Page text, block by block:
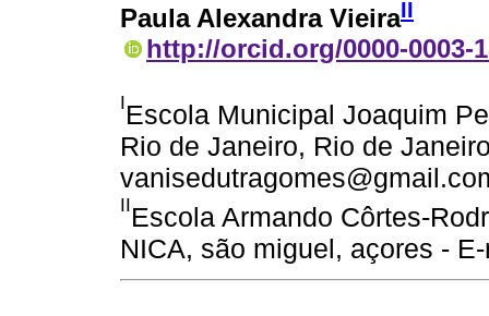
Paula Alexandra VieiraII
http://orcid.org/0000-0003-
IEscola Municipal Joaquim
Rio de Janeiro, Rio de
IIEscola Armando Côrtes-
NICA, são miguel, açores -